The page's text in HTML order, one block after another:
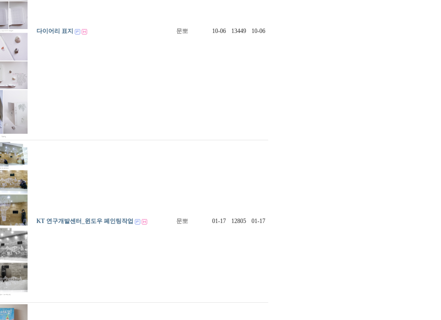
다이어리 표지 문뽀 10-06 13449 10-06
KT 연구개발센터_윈도우 페인팅작업 문뽀 01-17 12805 01-17